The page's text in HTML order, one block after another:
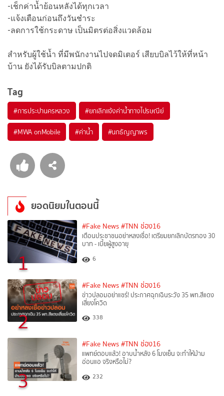
-เช็กค่าน้ำย้อนหลังได้ทุกเวลา
-แจ้งเตือนก่อนถึงวันชำระ
-ลดการใช้กระดาษ เป็นมิตรต่อสิ่งแวดล้อม
สำหรับผู้ใช้น้ำ ที่มีพนักงานไปจดมิเตอร์ เสียบบิลไว้ให้ที่หน้า
บ้าน ยังได้รับบิลตามปกติ
Tag
#การประปานครหลวง #ยกเลิกแจ้งค่าน้ำทางไปรษณีย์
#MWA onMobile #ค่าน้ำ #นกธัญญาพร
ยอดนิยมในตอนนี้
1
#Fake News #TNN ช่อง16
เตือนประชาชนอย่าหลงเชื่อ! เตรียมยกเลิกบัตรทอง 30
บาท - เบี้ยผู้สูงอายุ
6
2
#Fake News #TNN ช่อง16
ข่าวปลอมอย่าแชร์! ประกาศฉุกเฉินระวัง 35 พท.สีแดง
เสี่ยงโควิด
338
3
#Fake News #TNN ช่อง16
แพทย์ตอบแล้ว! อาบน้ำหลัง 6 โมงเย็น จะทำให้ม้าม
อ่อนแอ จริงหรือไม่?
232